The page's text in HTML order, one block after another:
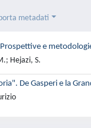
metadati
Prospettive e
Hejazi, S.
De Gasperi e la